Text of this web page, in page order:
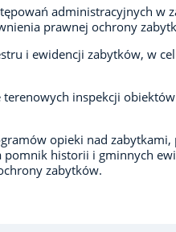
administracyjnych w
prawnej ochrony
i ewidencji zabytków, w
inspekcji obiektów
opieki nad zabytkami,
historii i gminnych
zabytków.